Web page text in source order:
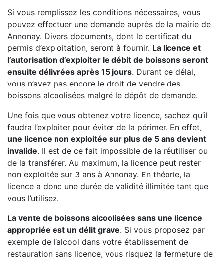
Si vous remplissez les conditions nécessaires, vous
pouvez effectuer une demande auprès de la mairie de
Annonay. Divers documents, dont le certificat du
permis d’exploitation, seront à fournir. La licence et
l’autorisation d’exploiter le débit de boissons seront
ensuite délivrées après 15 jours. Durant ce délai,
vous n’avez pas encore le droit de vendre des
boissons alcoolisées malgré le dépôt de demande.
Une fois que vous obtenez votre licence, sachez qu’il
faudra l’exploiter pour éviter de la périmer. En effet,
une licence non exploitée sur plus de 5 ans devient
invalide. Il est de ce fait impossible de la réutiliser ou
de la transférer. Au maximum, la licence peut rester
non exploitée sur 3 ans à Annonay. En théorie, la
licence a donc une durée de validité illimitée tant que
vous l’utilisez.
La vente de boissons alcoolisées sans une licence
appropriée est un délit grave. Si vous proposez par
exemple de l’alcool dans votre établissement de
restauration sans licence, vous risquez la fermeture de